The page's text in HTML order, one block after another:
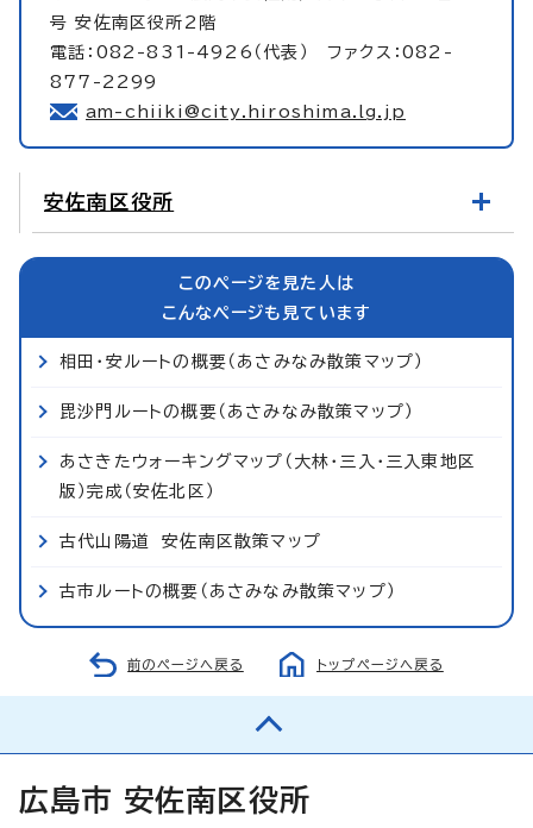
号 安佐南区役所2階
電話：082-831-4926（代表） ファクス：082-
877-2299
am-chiiki@city.hiroshima.lg.jp
安佐南区役所
このページを見た人は
こんなページも見ています
相田・安ルートの概要（あさみなみ散策マップ）
毘沙門ルートの概要（あさみなみ散策マップ）
あさきたウォーキングマップ（大林・三入・三入東地区
版）完成（安佐北区）
古代山陽道 安佐南区散策マップ
古市ルートの概要（あさみなみ散策マップ）
前のページへ戻る トップページへ戻る
広島市 安佐南区役所